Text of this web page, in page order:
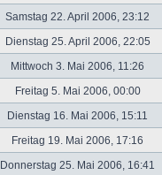
Samstag 22. April 2006, 23:12
Dienstag 25. April 2006, 22:05
Mittwoch 3. Mai 2006, 11:26
Freitag 5. Mai 2006, 00:00
Dienstag 16. Mai 2006, 15:11
Freitag 19. Mai 2006, 17:16
Donnerstag 25. Mai 2006, 16:41